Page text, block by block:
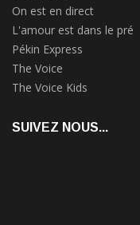
On est en direct
L'amour est dans le pré
Pékin Express
The Voice
The Voice Kids
SUIVEZ NOUS...